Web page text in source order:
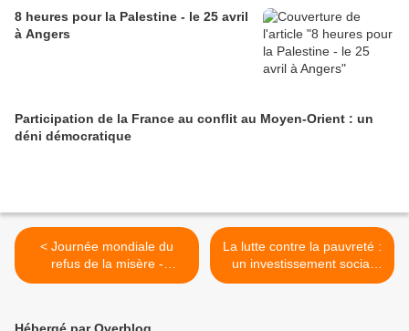
8 heures pour la Palestine - le 25 avril
à Angers
Participation de la France au conflit au Moyen-Orient : un
déni démocratique
< Journée mondiale du
refus de la misère -
17/10/2024
La lutte contre la pauvreté :
un investissement social
payant ! >